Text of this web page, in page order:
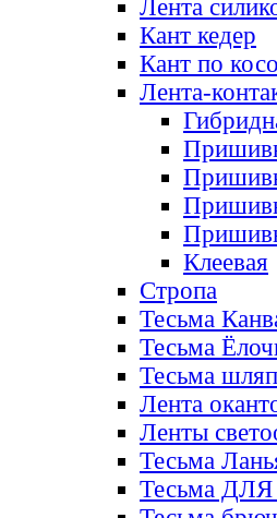
Лента
Кант кедер
Кант по
Лента-
Клеевая
Стропа
Тесьма
Тесьма
Тесьма
Лента
Ленты
Тесьма
Тесьма